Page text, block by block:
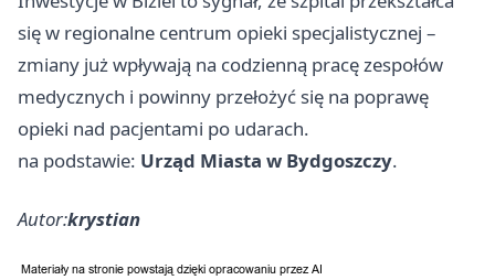
się w regionalne centrum opieki specjalistycznej –
zmiany już wpływają na codzienną pracę zespołów
medycznych i powinny przełożyć się na poprawę
opieki nad pacjentami po udarach.
na podstawie: Urząd Miasta w Bydgoszczy.
Autor:krystian